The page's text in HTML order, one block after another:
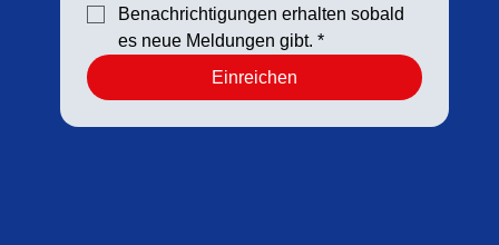
Benachrichtigungen erhalten sobald
es neue Meldungen gibt. *
Einreichen